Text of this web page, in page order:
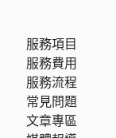
服務項目
服務費用
服務流程
常見問題
文章專區